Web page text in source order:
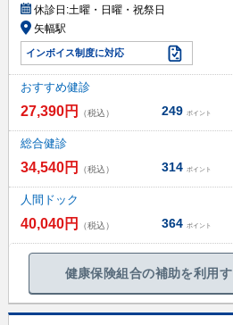
休診日:土曜・日曜・祝祭日
矢幅駅
インボイス制度に対応
おすすめ健診
27,390円 （税込） 249 ポイント
総合健診
34,540円 （税込） 314 ポイント
人間ドック
40,040円 （税込） 364 ポイント
健康保険組合の補助を利用